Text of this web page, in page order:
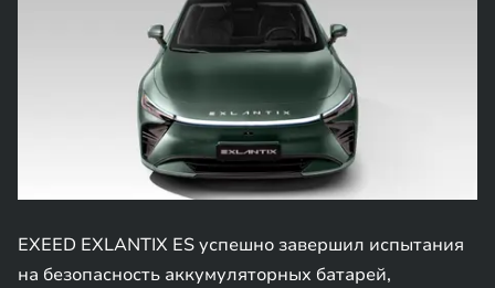
EXEED EXLANTIX ES успешно завершил испытания
на безопасность аккумуляторных батарей,